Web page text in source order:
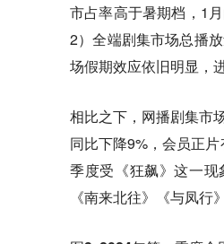
市占率高于暑期档，1
2）全端剧集市场总播
场假期效应依旧明显 ，
相比之下，网播剧集市
同比下降9%，会员正
季度受《狂飙》这一现
《南来北往》《与凤行